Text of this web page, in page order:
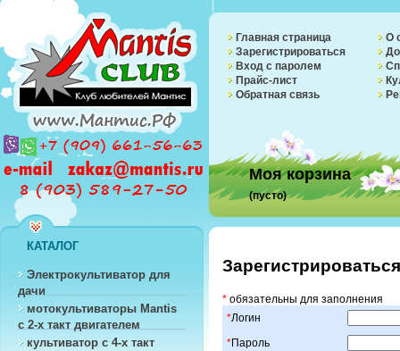
Главная страница
Зарегистрироваться
Вход с паролем
Прайс-лист
Обратная связь
О
Моя корзина
(пусто)
КАТАЛОГ
Электрокультиватор для
дачи
мотокультиваторы Mantis
с 2-х такт двигателем
культиватор с 4-х такт
Зарегистрироваться
* обязательны для заполнения
*Логин
*Пароль